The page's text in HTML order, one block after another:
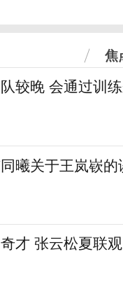
焦
较晚 会通过训
曦关于王岚嵚的
才 张云松夏联